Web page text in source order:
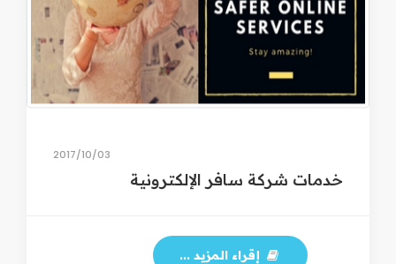
03‏/10‏/2017
خدمات شركة سافر الإلكترونية
إقراء المزيد ...